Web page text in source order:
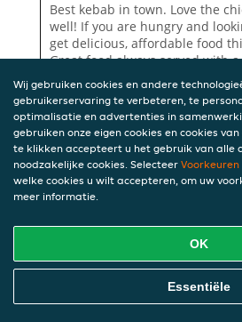
Best kebab in town. Love the
well! If you are hungry and
get delicious, affordable food
Great food always served with
the nice man there. Highly
Wij gebruiken cookies en andere
gebruikerservaring te verbeteren, te
optimalisatie en advertenties in
gebruiken onze eigen cookies en cookies
te klikken accepteert u het gebruik van alle
noodzakelijke cookies. Selecteer
welke cookies u wilt accepteren, om uw
meer informatie.
OK
Essentiële